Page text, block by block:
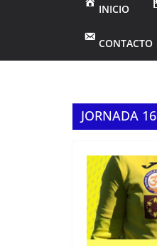
INICIO
CONTACTO
JORNADA 16